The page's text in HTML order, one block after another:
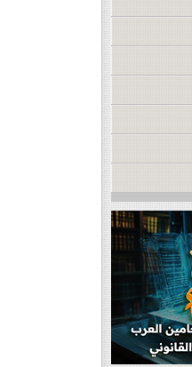
أول منصة تفاعلية
قانوني متخصص في نشر
فيروس كورونا